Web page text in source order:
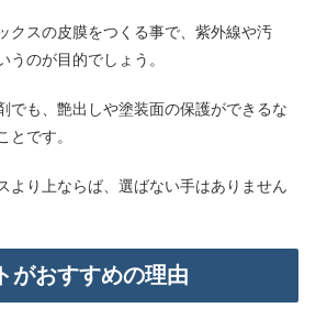
クスの皮膜をつくる事で、紫外線や汚
うのが目的でしょう。
でも、艶出しや塗装面の保護ができるな
とです。
より上ならば、選ばない手はありません
がおすすめの理由